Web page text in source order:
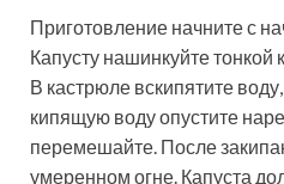
Приготовление начните с
Капусту нашинкуйте тонкой
В кастрюле вскипятите
кипящую воду опустите
перемешайте. После
умеренном огне. Капуста